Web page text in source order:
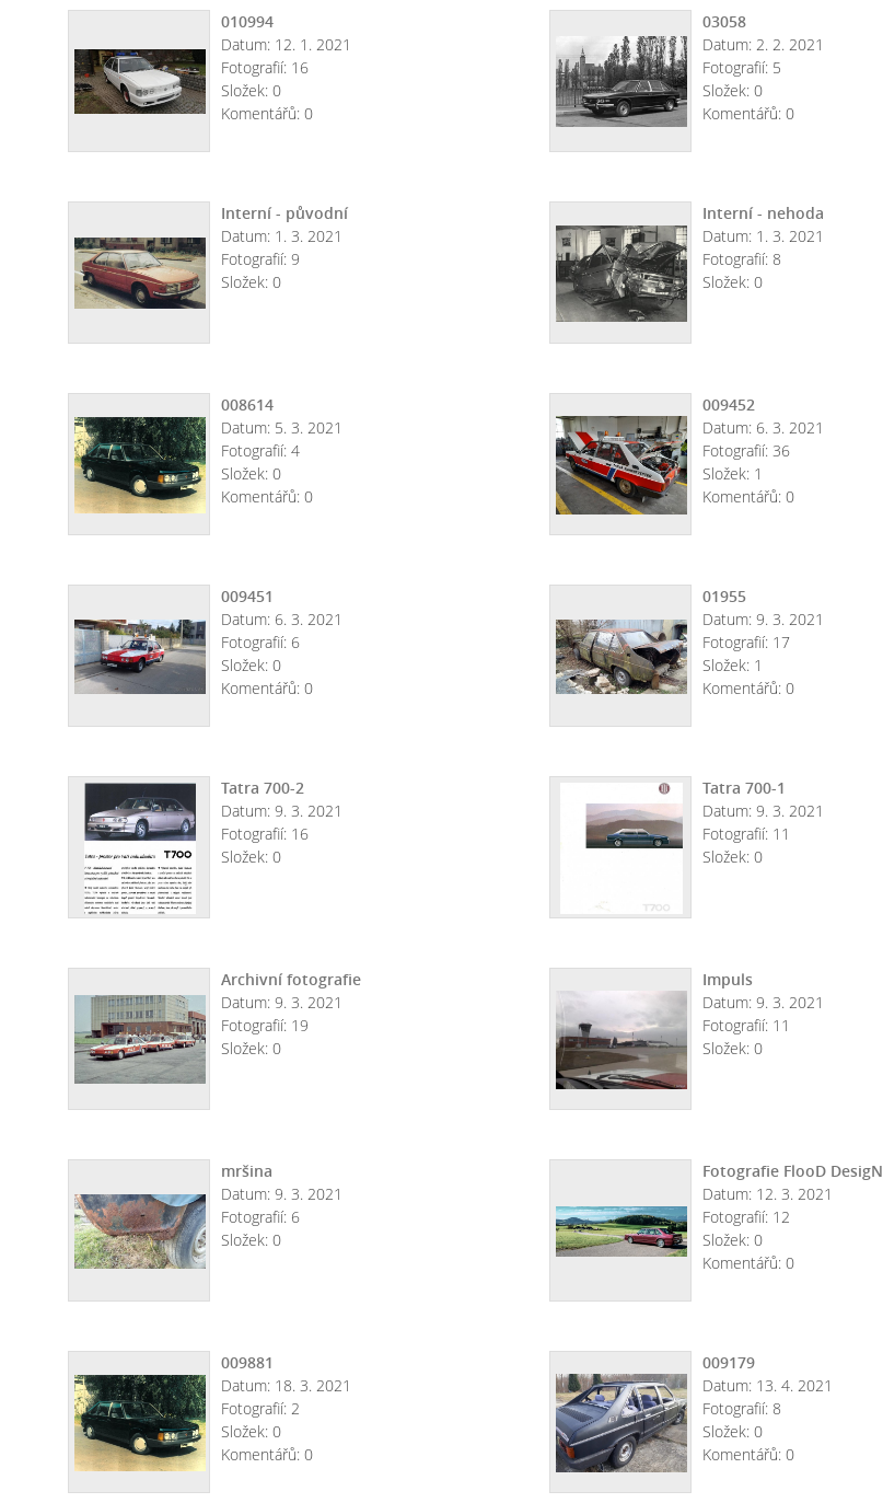
010994
Datum: 12. 1. 2021
Fotografií: 16
Složek: 0
Komentářů: 0
03058
Datum: 2. 2. 2021
Fotografií: 5
Složek: 0
Komentářů: 0
Interní - původní
Datum: 1. 3. 2021
Fotografií: 9
Složek: 0
Interní - nehoda
Datum: 1. 3. 2021
Fotografií: 8
Složek: 0
008614
Datum: 5. 3. 2021
Fotografií: 4
Složek: 0
Komentářů: 0
009452
Datum: 6. 3. 2021
Fotografií: 36
Složek: 1
Komentářů: 0
009451
Datum: 6. 3. 2021
Fotografií: 6
Složek: 0
Komentářů: 0
01955
Datum: 9. 3. 2021
Fotografií: 17
Složek: 1
Komentářů: 0
Tatra 700-2
Datum: 9. 3. 2021
Fotografií: 16
Složek: 0
Tatra 700-1
Datum: 9. 3. 2021
Fotografií: 11
Složek: 0
Archivní fotografie
Datum: 9. 3. 2021
Fotografií: 19
Složek: 0
Impuls
Datum: 9. 3. 2021
Fotografií: 11
Složek: 0
mršina
Datum: 9. 3. 2021
Fotografií: 6
Složek: 0
Fotografie FlooD DesigN
Datum: 12. 3. 2021
Fotografií: 12
Složek: 0
Komentářů: 0
009881
Datum: 18. 3. 2021
Fotografií: 2
Složek: 0
Komentářů: 0
009179
Datum: 13. 4. 2021
Fotografií: 8
Složek: 0
Komentářů: 0